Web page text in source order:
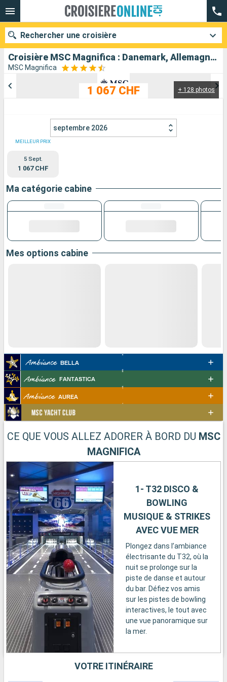
Croisière MSC Magnifica : Danemark, Allemagne, Norvège au départ de Copenhague
MSC Magnifica
+ 128 photos
1 067 CHF
septembre 2026
MEILLEUR PRIX
5 Sept.
1 067 CHF
Ma catégorie cabine
Mes options cabine
CE QUE VOUS ALLEZ ADORER À BORD DU MSC
MAGNIFICA
1- T32 DISCO &
BOWLING
MUSIQUE & STRIKES
AVEC VUE MER
Plongez dans l’ambiance
électrisante du T32, où la
nuit se prolonge sur la
piste de danse et autour
du bar. Défiez vos amis
sur les pistes de bowling
interactives, le tout avec
une vue panoramique sur
la mer.
VOTRE ITINÉRAIRE
Rechercher une croisière
Ports Compagnies